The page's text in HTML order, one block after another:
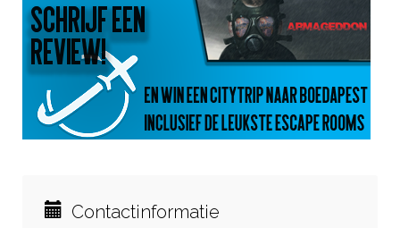
Contactinformatie